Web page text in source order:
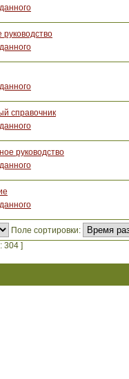
руководство
справочник
руководство
Поле сортировки:
304 ]